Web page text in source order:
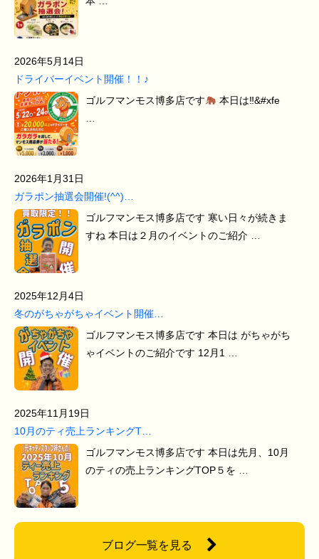
2026年5月14日
ドライバーイベント開催！！♪
ゴルフマンモス博多店です
本日は‼&#xfe
2026年1月31日
ガラポン抽選会開催!(^^)…
ゴルフマンモス博多店です 寒い日々が続きま
すね 本日は２月のイベントのご紹介 …
2025年12月4日
冬のがちゃがちゃイベント開催…
ゴルフマンモス博多店です 本日は がちゃがち
ゃイベントのご紹介です 12月1 …
2025年11月19日
10月のティ売上ランキングT…
ゴルフマンモス博多店です 本日は先月、10月
のティの売上ランキングTOP５を …
ブログ一覧を見る